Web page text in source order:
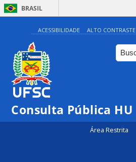
BRASIL
ACESSIBILIDADE ALTO CONTRASTE
Consulta Pública HU
Área Restrita